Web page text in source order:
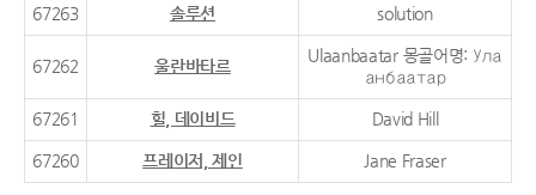
67263 솔루션 solution
67262 울란바타르
Ulaanbaatar 몽골어명: Ула
анбаатар
67261 힐, 데이비드 David Hill
67260 프레이저, 제인 Jane Fraser